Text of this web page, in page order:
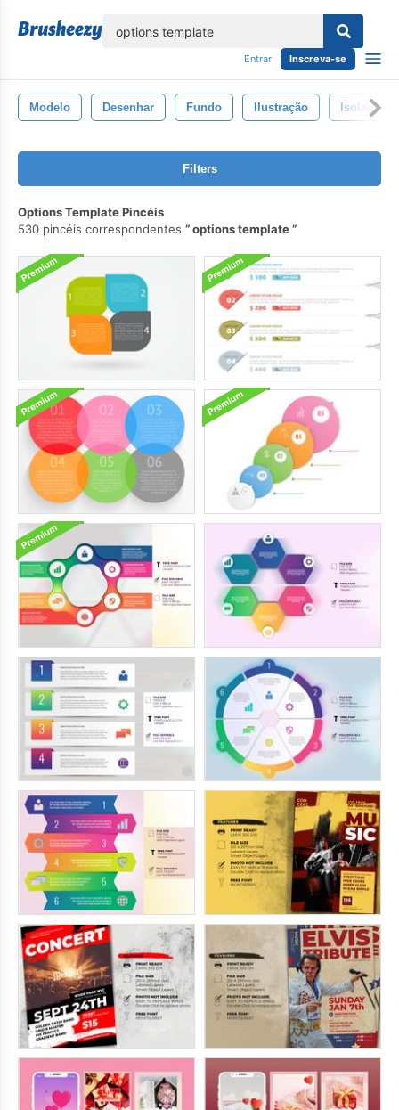
Entrar Inscreva-se
Modelo Desenhar Fundo Ilustração Isolado
Filters
Options Template Pincéis
530 pincéis correspondentes
options template